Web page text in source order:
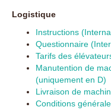
Logistique
Instructions
Questionnaire
Tarifs des
Manutention de
(uniquement en D)
Livraison de
Conditions